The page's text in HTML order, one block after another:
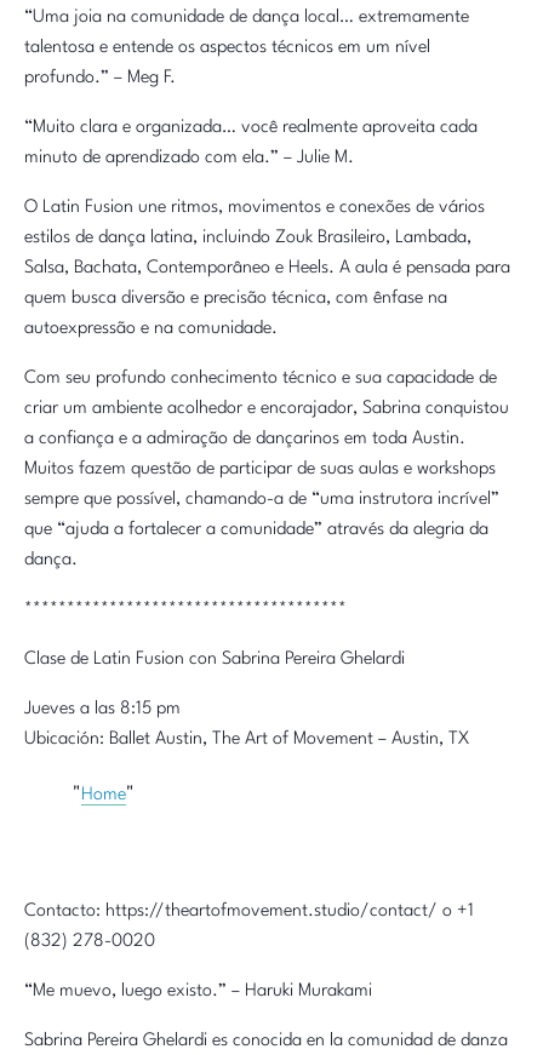
“Uma joia na comunidade de dança local… extremamente
talentosa e entende os aspectos técnicos em um nível
profundo.” – Meg F.
“Muito clara e organizada… você realmente aproveita cada
minuto de aprendizado com ela.” – Julie M.
O Latin Fusion une ritmos, movimentos e conexões de vários
estilos de dança latina, incluindo Zouk Brasileiro, Lambada,
Salsa, Bachata, Contemporâneo e Heels. A aula é pensada para
quem busca diversão e precisão técnica, com ênfase na
autoexpressão e na comunidade.
Com seu profundo conhecimento técnico e sua capacidade de
criar um ambiente acolhedor e encorajador, Sabrina conquistou
a confiança e a admiração de dançarinos em toda Austin.
Muitos fazem questão de participar de suas aulas e workshops
sempre que possível, chamando-a de “uma instrutora incrível”
que “ajuda a fortalecer a comunidade” através da alegria da
dança.
**************************************
Clase de Latin Fusion con Sabrina Pereira Ghelardi
Jueves a las 8:15 pm
Ubicación: Ballet Austin, The Art of Movement – Austin, TX
Home
Contacto: https://theartofmovement.studio/contact/ o +1
(832) 278-0020
“Me muevo, luego existo.” – Haruki Murakami
Sabrina Pereira Ghelardi es conocida en la comunidad de danza